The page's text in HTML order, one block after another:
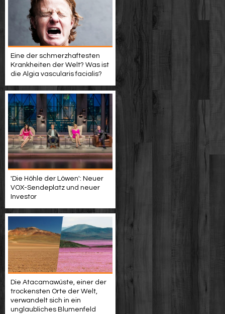
Eine der schmerzhaftesten
Krankheiten der Welt? Was ist
die Algia vascularis facialis?
'Die Höhle der Löwen': Neuer
VOX-Sendeplatz und neuer
Investor
Die Atacamawüste, einer der
trockensten Orte der Welt,
verwandelt sich in ein
unglaubliches Blumenfeld